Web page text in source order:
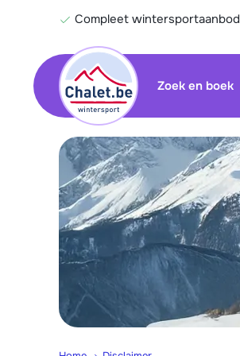
Compleet wintersportaanbod
Zoek en boek